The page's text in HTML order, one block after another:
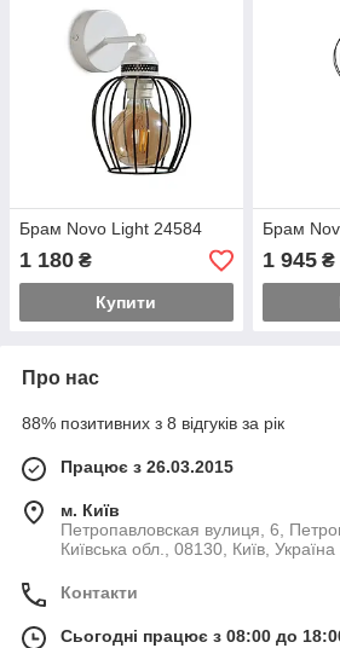
Брам Novo Light 24584
1 180 ₴
Купити
Брам
1 945₴
Про нас
88% позитивних з 8 відгуків за рік
Працює з 26.03.2015
м. Київ
Петропавловская вулиця, 6,
Київська обл., 08130, Київ, Україна
Контакти
Сьогодні працює з 08:00 до